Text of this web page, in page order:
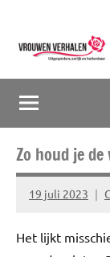
inhoud
springen
en
herkenbaar
Zo houd je
19 juli 2023
Marion
Het lijkt